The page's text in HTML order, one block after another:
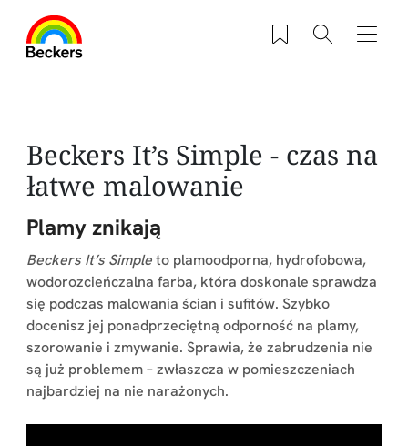
Zapisane produkty
Szukaj
Beckers It’s Simple - czas na
łatwe malowanie
Plamy znikają
Beckers It’s Simpleto plamoodporna, hydrofobowa,
wodorozcieńczalna farba, która doskonale sprawdza
się podczas malowania ścian i sufitów. Szybko
docenisz jej ponadprzeciętną odporność na plamy,
szorowanie i zmywanie. Sprawia, że zabrudzenia nie
są już problemem – zwłaszcza w pomieszczeniach
najbardziej na nie narażonych.